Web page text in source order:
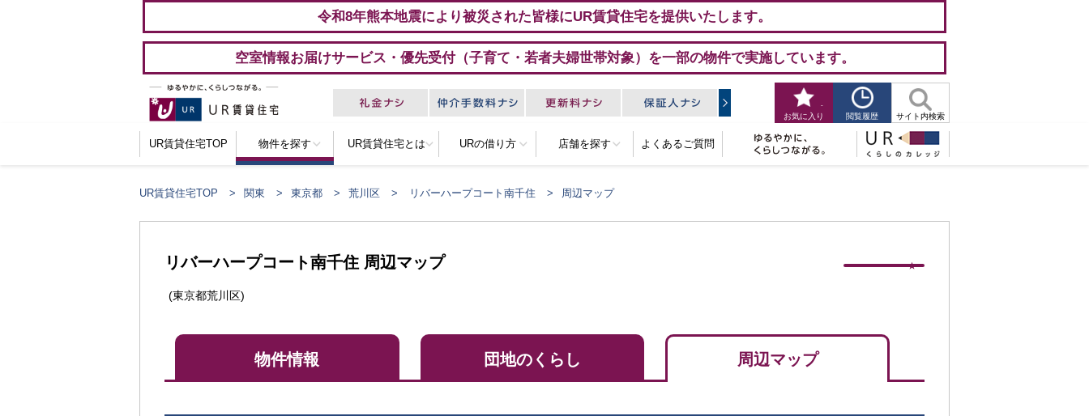
令和8年熊本地震により被災された皆様にUR賃貸住宅を提供いたします。
空室情報お届けサービス・優先受付（子育て・若者夫婦世帯対象）を一部の物件で実施しています。
お気に入り
-
閲覧履歴 サイト内検索
UR賃貸住宅TOP 物件を探す UR賃貸住宅とは URの借り方 店舗を探す よくあるご質問
UR賃貸住宅TOP 関東 東京都 荒川区 リバーハープコート南千住 周辺マップ
リバーハープコート南千住 周辺マップ
(東京都荒川区)
物件情報 団地のくらし 周辺マップ